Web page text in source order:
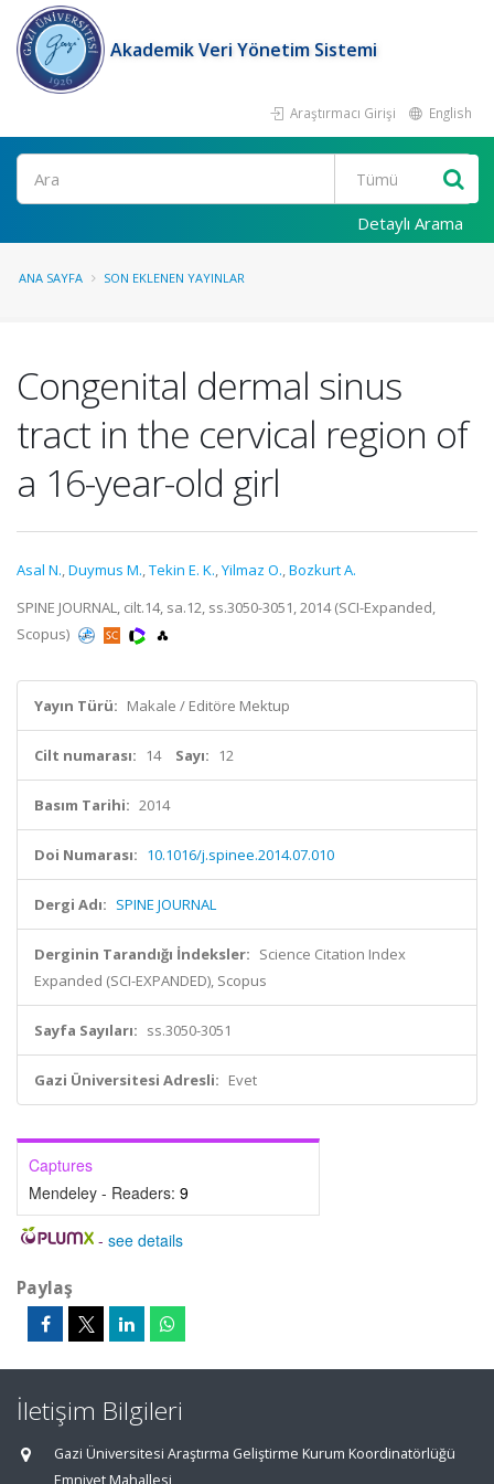
Akademik Veri Yönetim Sistemi
Araştırmacı Girişi English
Ara
Detaylı Arama
ANA SAYFA SON EKLENEN YAYINLAR
Congenital dermal sinus
tract in the cervical region of
a 16-year-old girl
Asal N.,Duymus M.,Tekin E. K.,Yilmaz O.,Bozkurt A.
SPINE JOURNAL, cilt.14, sa.12, ss.3050-3051, 2014 (SCI-Expanded,
Scopus)
Yayın Türü: Makale / Editöre Mektup
Cilt numarası: 14 Sayı: 12
Basım Tarihi: 2014
Doi Numarası: 10.1016/j.spinee.2014.07.010
Dergi Adı: SPINE JOURNAL
Derginin Tarandığı İndeksler: Science Citation Index
Expanded (SCI-EXPANDED), Scopus
Sayfa Sayıları: ss.3050-3051
Gazi Üniversitesi Adresli: Evet
Captures
Mendeley - Readers: 9
- see details
Paylaş
İletişim Bilgileri
Gazi Üniversitesi Araştırma Geliştirme Kurum Koordinatörlüğü
Emniyet Mahallesi